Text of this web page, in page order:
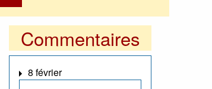
Commentaires
8 février